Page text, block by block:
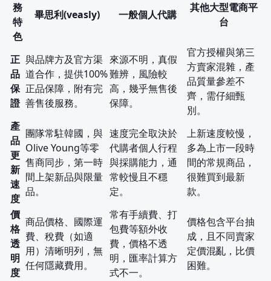
務
特
色
畢思利(veasly) 一般個人代購
其他大型電商平
台
正
品
保
證
與品牌方及官方渠
道合作，提供100%
正品保障，附有完
善售後服務。
來源不明，真假
難辨，風險較
高，幾乎無售後
保障。
官方授權與第三
方賣家混雜，產
品質量參差不
齊，需仔細甄
別。
產
品
更
新
速
度
團隊常駐韓國，與
Olive Young等零
售商同步，第一時
間上架新品與限量
品。
速度完全取決於
代購者個人行程
與採購能力，通
常較慢且不穩
定。
上新速度較慢，
多為上市一段時
間的常規商品，
很難買到最新
款。
價
格
透
明
度
商品價格、國際運
費、稅費（如適
用）清晰明列，無
任何隱藏費用。
常有手續費、打
包費等額外收
費，價格不透
明，匯率計算方
式不一。
價格包含平台抽
成，且不同賣家
定價混亂，比價
困難。